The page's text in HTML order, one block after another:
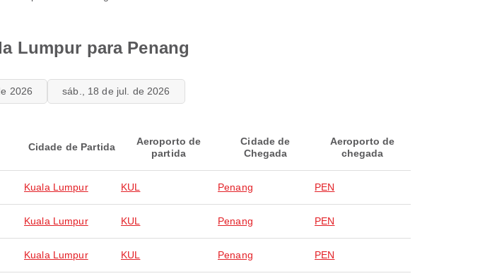
Lumpur para Penang
2026 sáb., 18 de jul. de 2026
Cidade de Partida
Aeroporto de
partida
Cidade de
Chegada
Aeroporto de
chegada
Kuala Lumpur KUL Penang PEN
Kuala Lumpur KUL Penang PEN
Kuala Lumpur KUL Penang PEN